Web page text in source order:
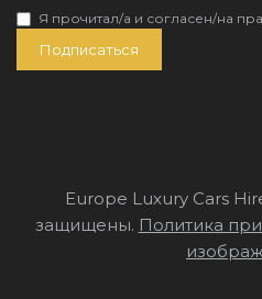
Я прочитал/a и согласен/на
Подписаться
Europe Luxury Cars
защищены. Политика